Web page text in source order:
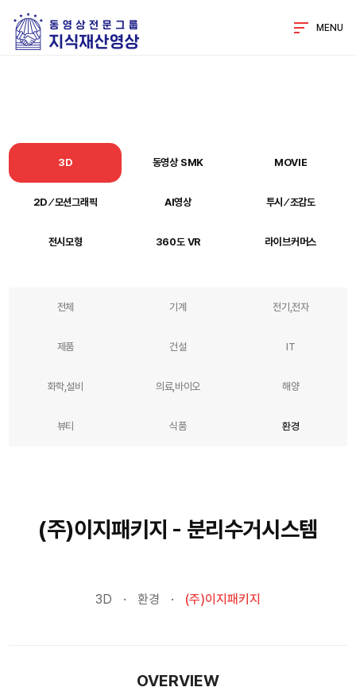
MENU
3D 동영상 SMK MOVIE
2D ⁄ 모션그래픽 AI영상 투시 ⁄ 조감도
전시모형 360도 VR 라이브커머스
전체 기계 전기,전자
제품 건설 IT
화학,설비 의료,바이오 해양
뷰티 식품 환경
(주)이지패키지 - 분리수거시스템
3D 환경 (주)이지패키지
OVERVIEW